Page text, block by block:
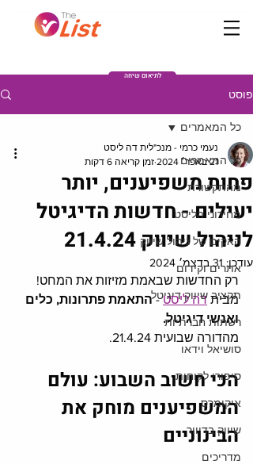
לתיאום שיחה
פוסט
כל המאמרים
מהתקשורת
מחירוני הליסט
האקים של ניהול שיווק
אתרים וקידום
תקציב שיווק דיגיטל
רשתות חברתיות
סושיאל וידאו
סיפורי לקוחות
איקומרס
שיווק בדיוור
מדריכים
כל המאמרים
פחות משפיענים, יותר
יעילים - חדשות הדיגיטל
לניהול שיווק 21.4.24
נעמי כרמי - מנכ"לית דה ליסט
21 באפר׳ 2024
זמן קריאה 6 דקות
עודכן: 31 בדצמ׳ 2024
רק החדשות שבאמת מזיזות את המחט!
מבית דה ליסט - התאמת פתרונות, כלים
ואנשי דיגיטל.
מהדורה שבועית 21.4.24.
הכי חשוב השבוע: עולם
המשפיענים מוחק את
הבינוניים